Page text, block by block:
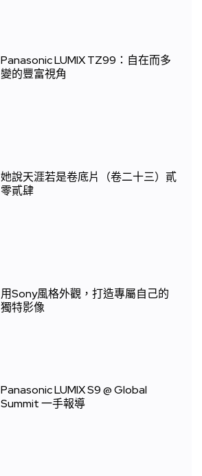
Panasonic LUMIX TZ99：自在而多
變的豐富視角
她說天涯若是卷底片（卷二十三）貳
零貳肆
用Sony風格外觀，打造專屬自己的
獨特影像
Panasonic LUMIX S9 @ Global
Summit 一手報導